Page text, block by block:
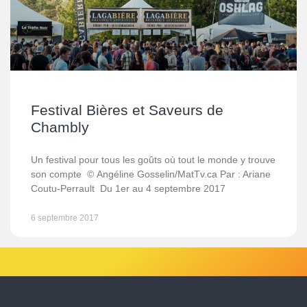
Festival Bières et Saveurs de
Chambly
Un festival pour tous les goûts où tout le monde y trouve
son compte © Angéline Gosselin/MatTv.ca Par : Ariane
Coutu-Perrault Du 1er au 4 septembre 2017
6 septembre 2017